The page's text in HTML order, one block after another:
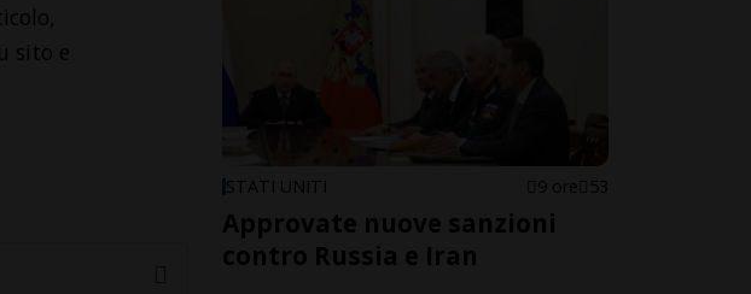
sito e
STATI UNITI 9 ore 53
Approvate nuove sanzioni
contro Russia e Iran